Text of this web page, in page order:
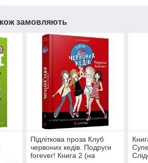
замовляють
Підліткова проза Клуб
червоних кедів. Подруги
forever! Книга 2 (на